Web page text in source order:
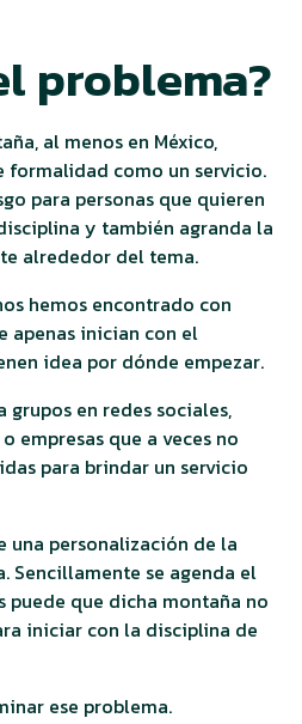
problema?
al menos en México,
formalidad como un servicio.
para personas que quieren
y también agranda la
alrededor del tema.
hemos encontrado con
apenas inician con el
idea por dónde empezar.
grupos en redes sociales,
empresas que a veces no
para brindar un servicio
una personalización de la
Sencillamente se agenda el
puede que dicha montaña no
iniciar con la disciplina de
ese problema.